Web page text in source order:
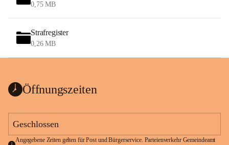
0,75 MB
Strafregister
0,26 MB
Öffnungszeiten
Geschlossen
Angegebene Zeiten gelten für Post und Bürgerservice. Parteienverkehr Gemeindeamt